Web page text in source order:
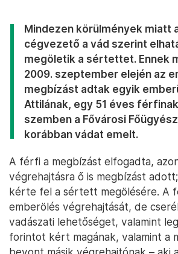
Mindezen körülmények miatt
cégvezető a vád szerint
megöletik a sértettet. Ennek
2009. szeptember elején az
megbízást adtak egyik
Attilának, egy 51 éves
szemben a Fővárosi
korábban vádat emelt.
A férfi a megbízást elfogadta,
végrehajtásra ő is megbízást
kérte fel a sértett megölésére. A
emberölés végrehajtását, de
vadászati lehetőséget, valamint
forintot kért magának, valamint a